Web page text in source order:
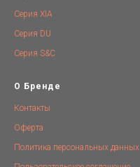
Серия XIA
Серия DU
Серия S&C
О Бренде
Контакты
Оферта
Политика персональных данных